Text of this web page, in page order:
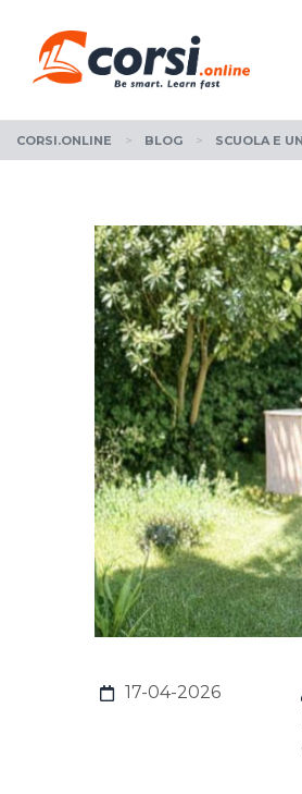
CORSI.ONLINE > BLOG > SCUOLA E
17-04-2026